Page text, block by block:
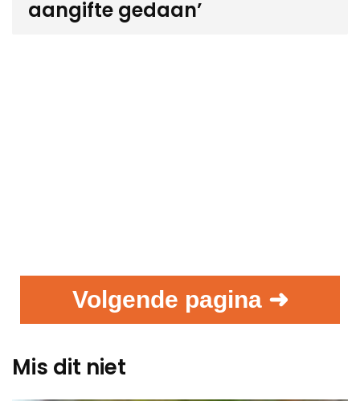
aangifte gedaan’
Volgende pagina ➜
Mis dit niet